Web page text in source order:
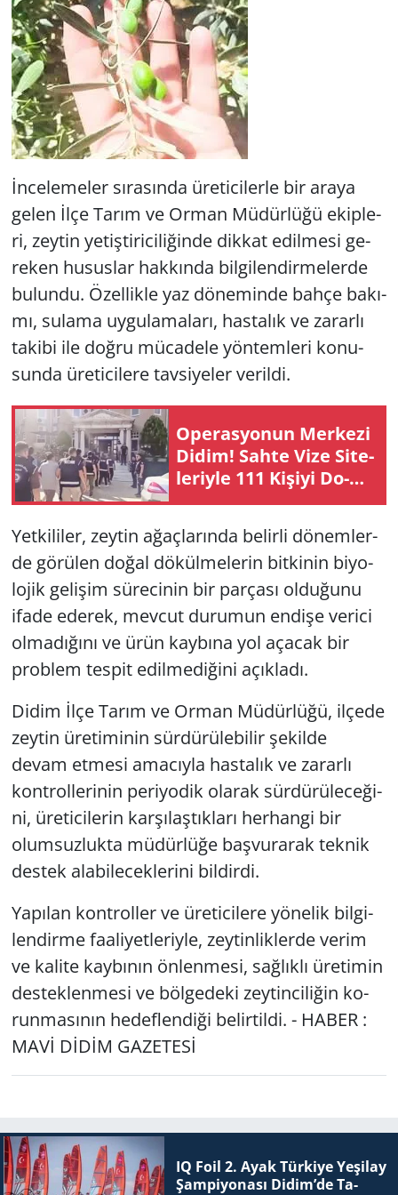
İnce­le­me­ler sı­ra­sın­da üre­ti­ci­ler­le bir araya
gelen İlçe Tarım ve Orman Mü­dür­lü­ğü ekip­le­
ri, zey­tin ye­tiş­ti­ri­ci­li­ğin­de dik­kat edil­me­si ge­
re­ken hu­sus­lar hak­kın­da bil­gi­len­dir­me­ler­de
bu­lun­du. Özel­lik­le yaz dö­ne­min­de bahçe ba­kı­
mı, su­la­ma uy­gu­la­ma­la­rı, has­ta­lık ve za­rar­lı
ta­ki­bi ile doğru mü­ca­de­le yön­tem­le­ri ko­nu­
sun­da üre­ti­ci­le­re tav­si­ye­ler ve­ril­di.
Ope­ras­yo­nun Mer­ke­zi
Didim! Sahte Vize Si­te­
le­riy­le 111 Ki­şi­yi Do­
lan­dı­ran Şe­be­ke­ye
Yet­ki­li­ler, zey­tin ağaç­la­rın­da be­lir­li dö­nem­ler­
de gö­rü­len doğal dö­kül­me­le­rin bit­ki­nin bi­yo­
lo­jik ge­li­şim sü­re­ci­nin bir par­ça­sı ol­du­ğu­nu
ifade ede­rek, mev­cut du­ru­mun en­di­şe ve­ri­ci
ol­ma­dı­ğı­nı ve ürün kay­bı­na yol aça­cak bir
prob­lem tes­pit edil­me­di­ği­ni açık­la­dı.
Didim İlçe Tarım ve Orman Mü­dür­lü­ğü, il­çe­de
zey­tin üre­ti­mi­nin sür­dü­rü­le­bi­lir şe­kil­de
devam et­me­si ama­cıy­la has­ta­lık ve za­rar­lı
kont­rol­le­ri­nin pe­ri­yo­dik ola­rak sür­dü­rü­le­ce­ği­
ni, üre­ti­ci­le­rin kar­şı­laş­tık­la­rı her­han­gi bir
olum­suz­luk­ta mü­dür­lü­ğe baş­vu­ra­rak tek­nik
des­tek ala­bi­le­cek­le­ri­ni bil­dir­di.
Ya­pı­lan kont­rol­ler ve üre­ti­ci­le­re yö­ne­lik bil­gi­
len­dir­me fa­ali­yet­le­riy­le, zey­tin­lik­ler­de verim
ve ka­li­te kay­bı­nın ön­len­me­si, sağ­lık­lı üre­ti­min
des­tek­len­me­si ve böl­ge­de­ki zey­tin­ci­li­ğin ko­
run­ma­sı­nın he­def­len­di­ği be­lir­til­di. - HABER :
MAVİ DİDİM GAZETESİ
IQ Foil 2. Ayak Tür­ki­ye Ye­şi­lay
Şam­pi­yo­na­sı Didim’de Ta­